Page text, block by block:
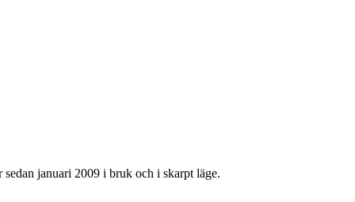
januari 2009 i bruk och i skarpt läge.